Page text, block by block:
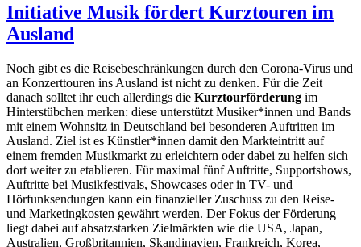
Initiative Musik fördert Kurztouren im
Ausland
Noch gibt es die Reisebeschränkungen durch den Corona-Virus und
an Konzerttouren ins Ausland ist nicht zu denken. Für die Zeit
danach solltet ihr euch allerdings die Kurztourförderung im
Hinterstübchen merken: diese unterstützt Musiker*innen und Bands
mit einem Wohnsitz in Deutschland bei besonderen Auftritten im
Ausland. Ziel ist es Künstler*innen damit den Markteintritt auf
einem fremden Musikmarkt zu erleichtern oder dabei zu helfen sich
dort weiter zu etablieren. Für maximal fünf Auftritte, Supportshows,
Auftritte bei Musikfestivals, Showcases oder in TV- und
Hörfunksendungen kann ein finanzieller Zuschuss zu den Reise-
und Marketingkosten gewährt werden. Der Fokus der Förderung
liegt dabei auf absatzstarken Zielmärkten wie die USA, Japan,
Australien, Großbritannien, Skandinavien, Frankreich, Korea,